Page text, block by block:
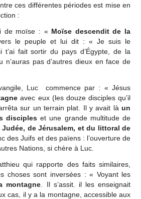
différentes périodes est mise en
:
: « Moïse descendit de la
le peuple et lui dit : « Je suis le
t’ai fait sortir du pays d’Égypte, de la
n’auras pas d’autres dieux en face de
Luc commence par : « Jésus
avec eux (les douze disciples qu’il
sur un terrain plat. Il y avait làun
discipleset une grande multitude de
Judée, de Jérusalem, et du littoral de
des Juifs et des païens : l’ouverture de
Nations, si chère à Luc.
qui rapporte des faits similaires,
choses sont inversées : « Voyant les
montagne . Il s’assit. il les enseignait
cas, il y a la montagne, accessible aux